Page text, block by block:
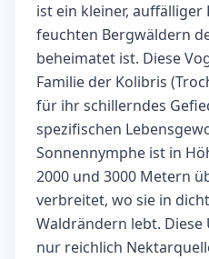
ist ein kleiner, auffälliger
feuchten Bergwäldern
beheimatet ist. Diese
Familie der Kolibris
für ihr schillerndes
spezifischen
Sonnennymphe ist in
2000 und 3000 Metern
verbreitet, wo sie in
Waldrändern lebt.
nur reichlich